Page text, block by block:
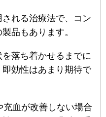
れる治療法で、コン
品もあります。
落ち着かせるまでに
効性はあまり期待で
血が改善しない場合